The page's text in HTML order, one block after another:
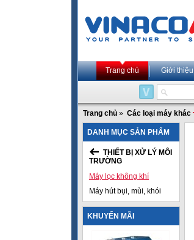
Trang chủ Giới thiệu
Trang chủ » Các loại máy khác
DANH MỤC SẢN PHẨM
THIẾT BỊ XỬ LÝ MÔI
TRƯỜNG
Máy lọc không khí
Máy hút bụi, mùi, khói
KHUYẾN MÃI